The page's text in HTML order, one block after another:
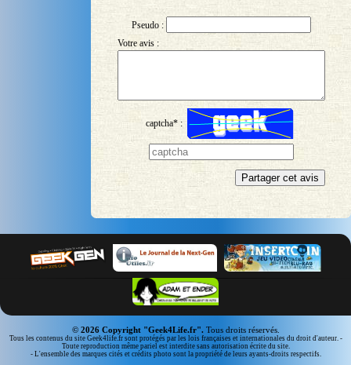
Pseudo :
Votre avis :
captcha* :
© 2026 Copyright "Geek4Life.fr".Tous droits réservés.
Tous les contenus du site Geek4life.fr sont protégés par les lois françaises et internationales du droit d'auteur. -
Toute reproduction même pariel est interdite sans autorisation écrite du site.
- L'ensemble des marques cités et crédits photo sont la propriété de leurs ayants-droits respectifs.